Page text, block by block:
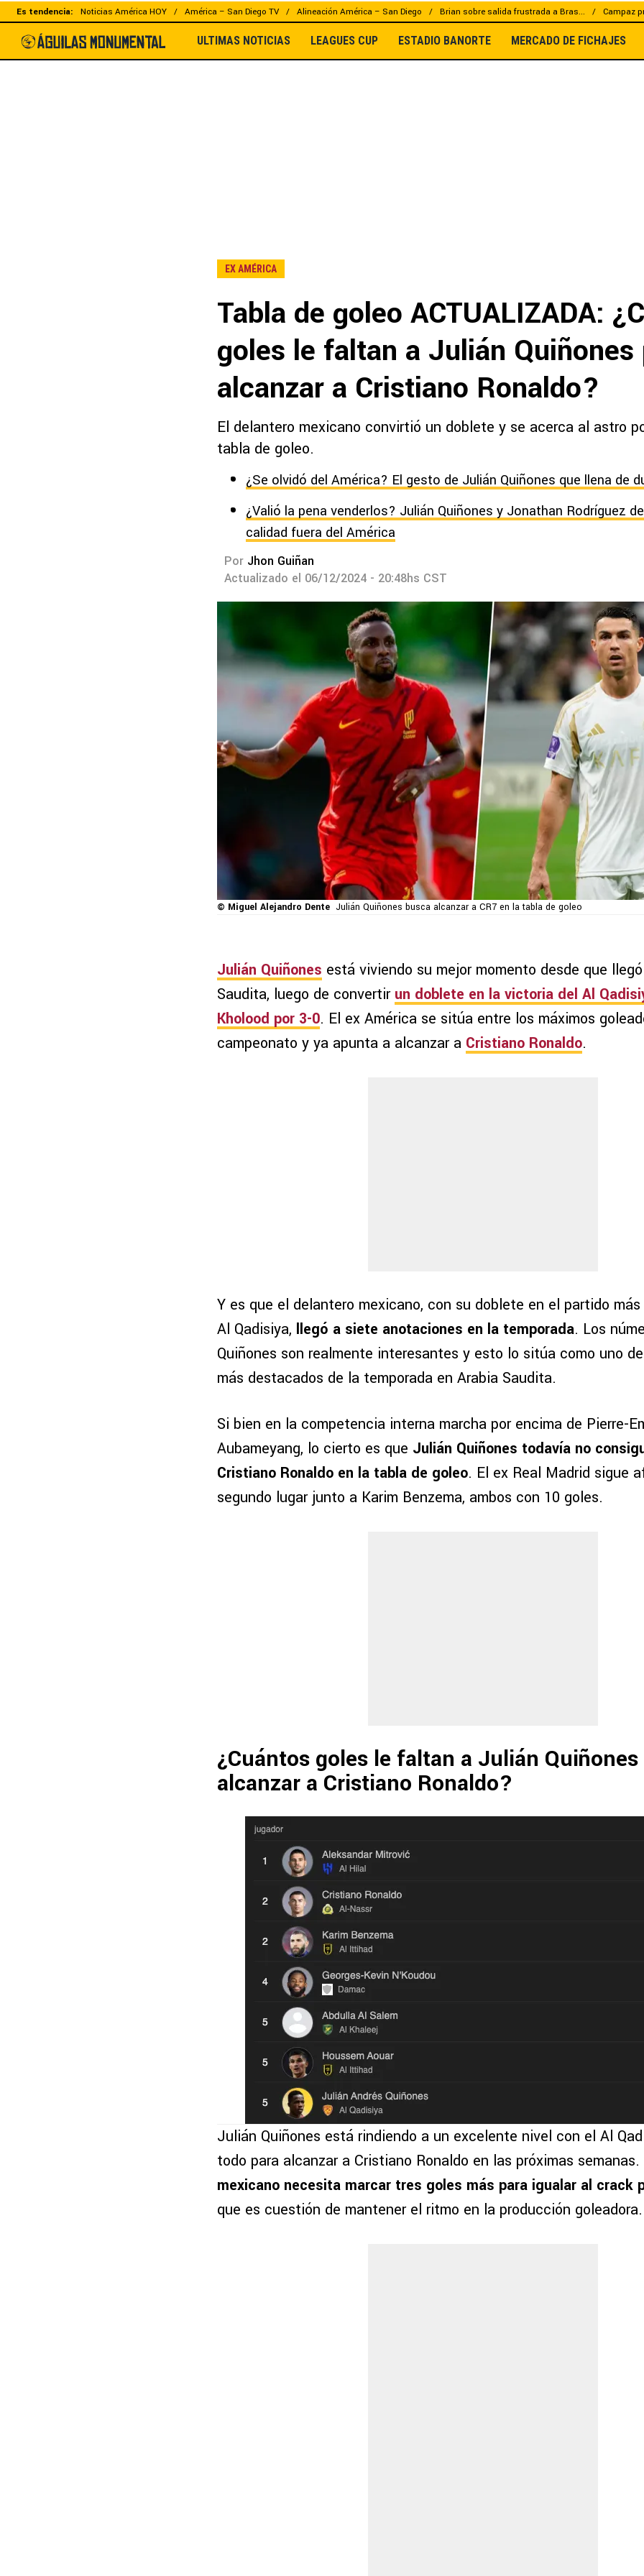
Es tendencia: Noticias América HOY América – San Diego TV Alineación América – San Diego Brian sobre salida frustrada a Bras... Campaz
ULTIMAS NOTICIAS LEAGUES CUP ESTADIO BANORTE MERCADO DE FICHAJES
EX AMÉRICA
Tabla de goleo ACTUALIZADA:
goles le faltan a Julián Quiñones
alcanzar a Cristiano Ronaldo?
El delantero mexicano convirtió un doblete y se acerca al astro
tabla de goleo.
¿Se olvidó del América? El gesto de Julián Quiñones que llena de
¿Valió la pena venderlos? Julián Quiñones y Jonathan Rodríguez
calidad fuera del América
Por Jhon Guiñan
Actualizado el 06/12/2024 - 20:48hs CST
© Miguel Alejandro Dente Julián Quiñones busca alcanzar a CR7 en la tabla de goleo
Julián Quiñones está viviendo su mejor momento desde que
Saudita, luego de convertir un doblete en la victoria del Al
Kholood por 3-0. El ex América se sitúa entre los máximos
campeonato y ya apunta a alcanzar a Cristiano Ronaldo.
Y es que el delantero mexicano, con su doblete en el partido
Al Qadisiya, llegó a siete anotaciones en la temporada. Los
Quiñones son realmente interesantes y esto lo sitúa como uno
más destacados de la temporada en Arabia Saudita.
Si bien en la competencia interna marcha por encima de Pierre-
Aubameyang, lo cierto es que Julián Quiñones todavía no
Cristiano Ronaldo en la tabla de goleo. El ex Real Madrid sigue
segundo lugar junto a Karim Benzema, ambos con 10 goles.
¿Cuántos goles le faltan a Julián Quiñones
alcanzar a Cristiano Ronaldo?
Julián Quiñones está rindiendo a un excelente nivel con el Al
todo para alcanzar a Cristiano Ronaldo en las próximas semanas.
mexicano necesita marcar tres goles más para igualar al crack
que es cuestión de mantener el ritmo en la producción goleadora.